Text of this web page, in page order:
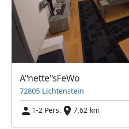
A"nette"sFeWo
72805 Lichtenstein
1-2 Pers.
7,62 km